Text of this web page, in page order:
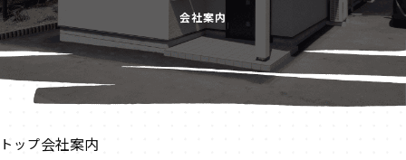
会社案内
トップ会社案内